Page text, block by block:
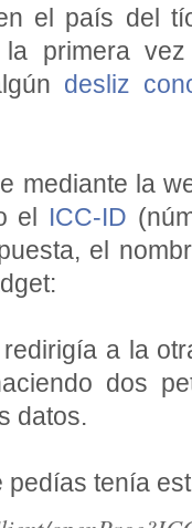
el país del
primera
desliz
mediante la
el ICC-ID
el
a la
dos
datos.
pedías tenía